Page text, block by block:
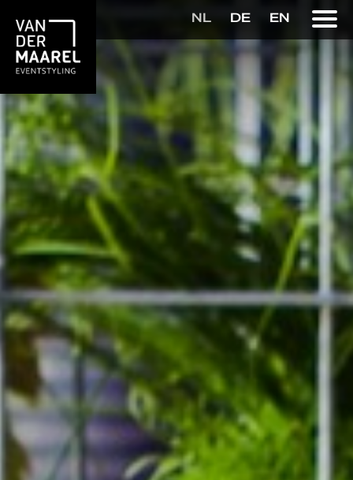
NL DE EN